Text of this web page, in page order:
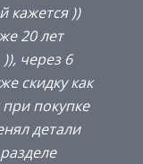
кажется ))
20 лет
через 6
скидку как
покупке
детали